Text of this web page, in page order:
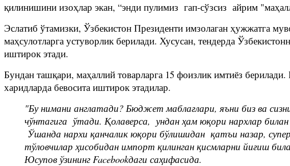
қилинишини изоҳлар экан, “энди пулимиз гап-сўзсиз айрим
Эслатиб ўтамизки, Ўзбекистон Президенти имзолаган ҳужжатга
маҳсулотларга устуворлик берилади. Хусусан, тендерда
иштирок этади.
Бундан ташқари, маҳаллий товарларга 15 фоизлик имтиёз
харидларда бевосита иштирок этадилар.
"Бу нимани англатади? Бюджет маблағлари, яъни биз ва
чўнтагига ўтади. Қолаверса, ундан ҳам юқори нархлар
Ўшанда нархи қанчалик юқори бўлишидан қатъи назар,
тўловчилар ҳисобидан импорт қилинган қисмларни йиғиш
Юсупов ўзининг Facebookдаги саҳифасида.